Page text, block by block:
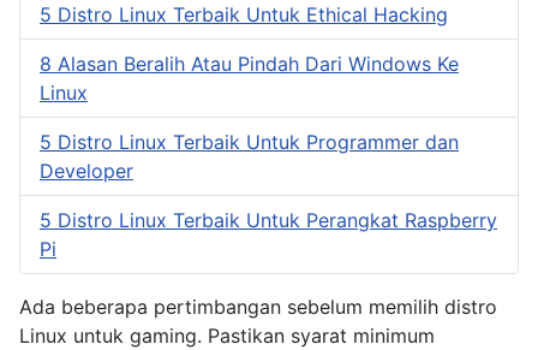
5 Distro Linux Terbaik Untuk Ethical Hacking
8 Alasan Beralih Atau Pindah Dari Windows Ke
Linux
5 Distro Linux Terbaik Untuk Programmer dan
Developer
5 Distro Linux Terbaik Untuk Perangkat Raspberry
Pi
Ada beberapa pertimbangan sebelum memilih distro
Linux untuk gaming. Pastikan syarat minimum